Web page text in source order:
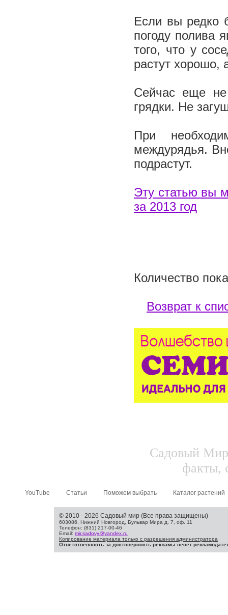
Если вы редко
погоду полива
того, что у
растут хорошо,
Сейчас еще не
грядки. Не
При
междурядья.
подрастут.
Эту статью вы
за 2013 год
Количество
Возврат к
Садовый
факты,
YouTube Статьи Поможем выбрать Каталог растений
© 2010 - 2026 Садовый мир (Все права защищены)
603086, Нижний Новгород, Бульвар Мира д. 7, оф. 11
Телефон: (831) 217-00-46
Email: mir.sadovy@yandex.ru
Копирование материала только с разрешения администратора
Ответственность за достоверность рекламы несет